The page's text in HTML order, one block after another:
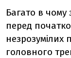
Багато в чому
перед
незрозумілих
головного